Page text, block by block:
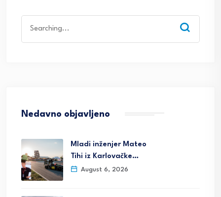
for:
Nedavno objavljeno
Mladi inženjer Mateo
Tihi iz Karlovačke…
August 6, 2026